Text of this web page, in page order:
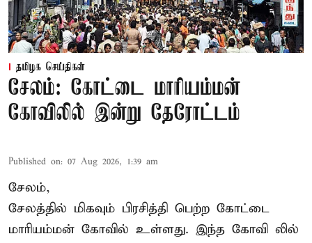
தமிழக செய்திகள்
சேலம்: கோட்டை மாரியம்மன்
கோவிலில் இன்று தேரோட்டம்
Published on: 07 Aug 2026, 1:39 am
சேலம்,
சேலத்தில் மிகவும் பிரசித்தி பெற்ற கோட்டை
மாரியம்மன் கோவில் உள்ளது. இந்த கோவி லில்